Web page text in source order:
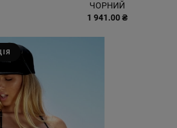
ЧОРНИЙ
1 941.00 ₴